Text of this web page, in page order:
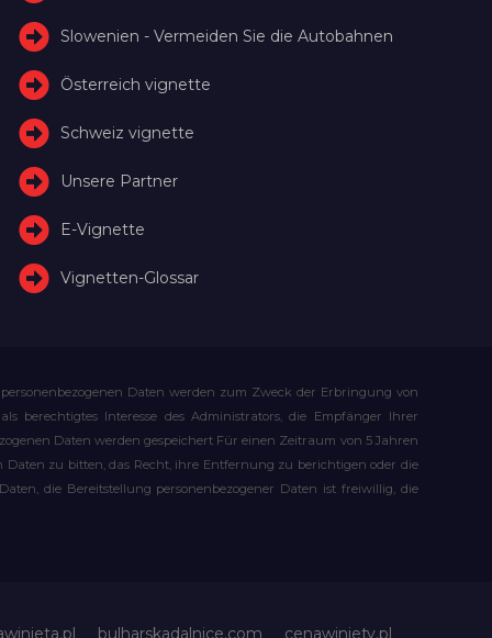
Slowenien - Vermeiden Sie die Autobahnen
Österreich vignette
Schweiz vignette
Unsere Partner
E-Vignette
Vignetten-Glossar
Daten werden zum Zweck der Erbringung von
berechtigtes Interesse des Administrators, die Empfänger Ihrer
Daten werden gespeichert Für einen Zeitraum von 5 Jahren
Daten zu bitten, das Recht, ihre Entfernung zu berichtigen oder die
die Bereitstellung personenbezogener Daten ist freiwillig, die
bulharskadalnice.com cenawiniety.pl